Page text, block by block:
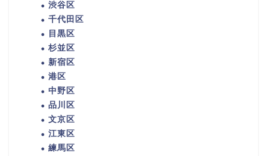
渋谷区
千代田区
目黒区
杉並区
新宿区
港区
中野区
品川区
文京区
江東区
練馬区